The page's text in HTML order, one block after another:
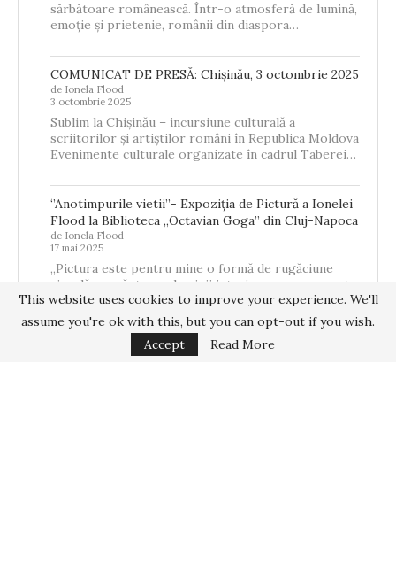
sărbătoare românească. Într-o atmosferă de lumină,
emoție și prietenie, românii din diaspora…
COMUNICAT DE PRESĂ: Chișinău, 3 octombrie 2025
de Ionela Flood
3 octombrie 2025
Sublim la Chișinău – incursiune culturală a
scriitorilor și artiștilor români în Republica Moldova
Evenimente culturale organizate în cadrul Taberei…
‘’Anotimpurile vietii’’- Expoziția de Pictură a Ionelei
Flood la Biblioteca „Octavian Goga” din Cluj-Napoca
de Ionela Flood
17 mai 2025
„Pictura este pentru mine o formă de rugăciune
vizuală – o căutare a luminii interioare care se naște
din memorie,…
This website uses cookies to improve your experience. We'll
assume you're ok with this, but you can opt-out if you wish.
Accept
Read More